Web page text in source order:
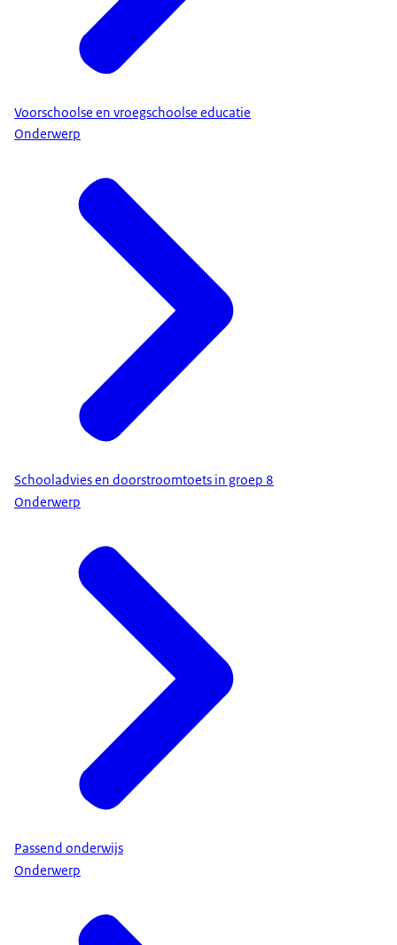
Voorschoolse en vroegschoolse educatie
Onderwerp
Schooladvies en doorstroomtoets in groep 8
Onderwerp
Passend onderwijs
Onderwerp